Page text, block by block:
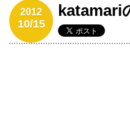
2012
10/15
katamari